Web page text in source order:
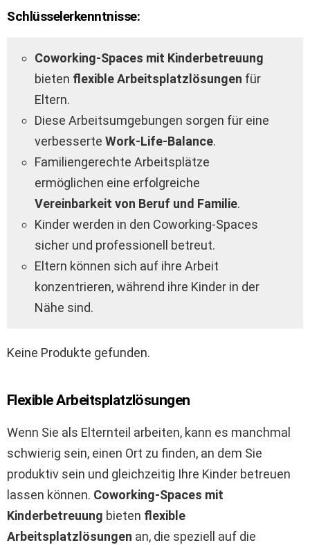
Schlüsselerkenntnisse:
Coworking-Spaces mit Kinderbetreuung
bieten flexible Arbeitsplatzlösungen für
Eltern.
Diese Arbeitsumgebungen sorgen für eine
verbesserte Work-Life-Balance.
Familiengerechte Arbeitsplätze
ermöglichen eine erfolgreiche
Vereinbarkeit von Beruf und Familie.
Kinder werden in den Coworking-Spaces
sicher und professionell betreut.
Eltern können sich auf ihre Arbeit
konzentrieren, während ihre Kinder in der
Nähe sind.
Keine Produkte gefunden.
Flexible Arbeitsplatzlösungen
Wenn Sie als Elternteil arbeiten, kann es manchmal
schwierig sein, einen Ort zu finden, an dem Sie
produktiv sein und gleichzeitig Ihre Kinder betreuen
lassen können. Coworking-Spaces mit
Kinderbetreuung bieten flexible
Arbeitsplatzlösungen an, die speziell auf die